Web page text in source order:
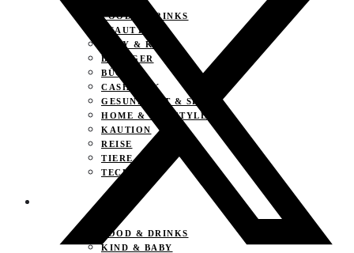
FOOD & DRINKS
BEAUTY
BABY & KIND
BLOGGER
BÜCHER
CASHBACK
GESUNDHEIT & SPORT
HOME & LIFESTYLE
KAUTION
REISE
TIERE
TECHNIK
KATEGORIEN
FOOD & DRINKS
KIND & BABY